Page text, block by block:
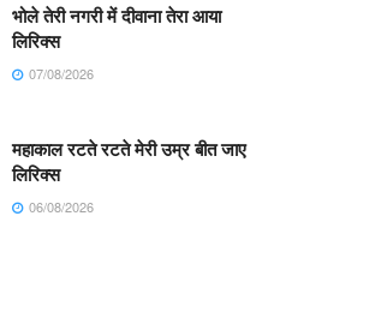
भोले तेरी नगरी में दीवाना तेरा आया
लिरिक्स
07/08/2026
महाकाल रटते रटते मेरी उम्र बीत जाए
लिरिक्स
06/08/2026